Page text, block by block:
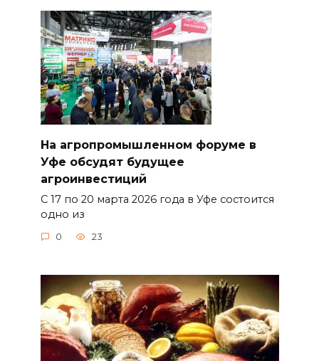
На агропромышленном форуме в
Уфе обсудят будущее
агроинвестиций
С 17 по 20 марта 2026 года в Уфе состоится
одно из
0 23